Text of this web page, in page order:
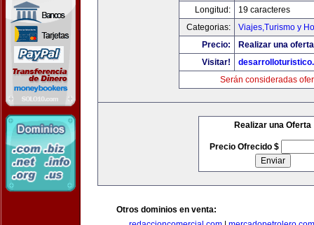
Longitud:
19 caracteres
Categorias:
Viajes,Turismo y
Precio:
Realizar una
Visitar!
Serán consideradas
Realizar una Oferta
Precio Ofrecido $
Otros dominios en venta: